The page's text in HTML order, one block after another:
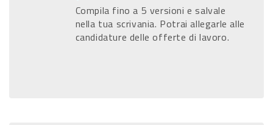
Compila fino a 5 versioni e salvale
nella tua scrivania. Potrai allegarle alle
candidature delle offerte di lavoro.